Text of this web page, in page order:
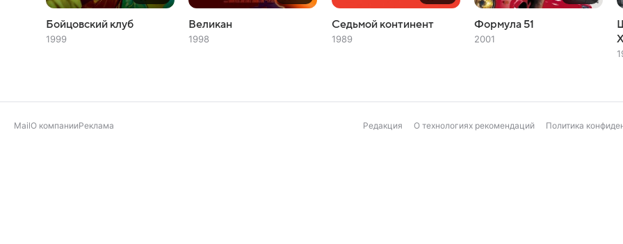
Бойцовский клуб
1999
Великан
1998
Седьмой континент
1989
Формула 51
2001
MailО компанииРеклама Редакция О технологиях рекомендаций Политика